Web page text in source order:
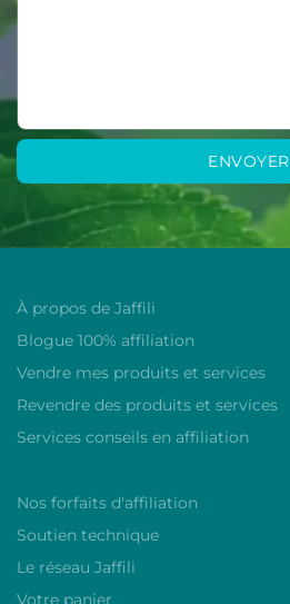
ENVOYER
À propos de Jaffili
Blogue 100% affiliation
Vendre mes produits et services
Revendre des produits et services
Services conseils en affiliation
Nos forfaits d'affiliation
Soutien technique
Le réseau Jaffili
Votre panier